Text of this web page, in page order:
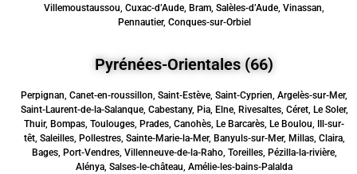
Villemoustaussou, Cuxac-d’Aude, Bram, Salèles-d’Aude, Vinassan,
Pennautier, Conques-sur-Orbiel
Pyrénées-Orientales (66)
Perpignan, Canet-en-roussillon, Saint-Estève, Saint-Cyprien, Argelès-sur-Mer,
Saint-Laurent-de-la-Salanque, Cabestany, Pia, Elne, Rivesaltes, Céret, Le Soler,
Thuir, Bompas, Toulouges, Prades, Canohès, Le Barcarès, Le Boulou, IIl-sur-
têt, Saleilles, Pollestres, Sainte-Marie-la-Mer, Banyuls-sur-Mer, Millas, Claira,
Bages, Port-Vendres, Villenneuve-de-la-Raho, Toreilles, Pézilla-la-rivière,
Alénya, Salses-le-château, Amélie-les-bains-Palalda